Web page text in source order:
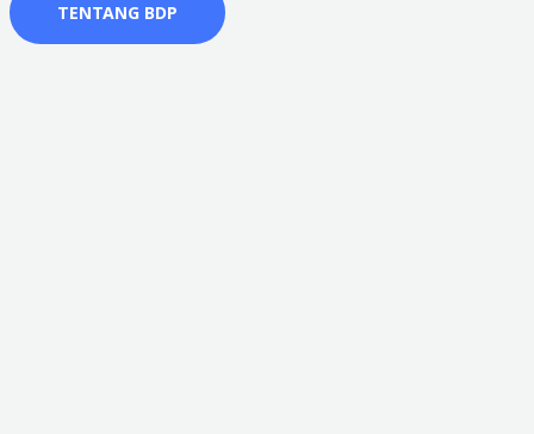
TENTANG BDP